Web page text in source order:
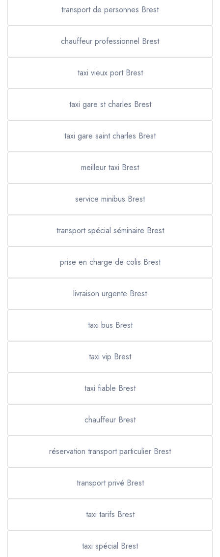
transport de personnes Brest
chauffeur professionnel Brest
taxi vieux port Brest
taxi gare st charles Brest
taxi gare saint charles Brest
meilleur taxi Brest
service minibus Brest
transport spécial séminaire Brest
prise en charge de colis Brest
livraison urgente Brest
taxi bus Brest
taxi vip Brest
taxi fiable Brest
chauffeur Brest
réservation transport particulier Brest
transport privé Brest
taxi tarifs Brest
taxi spécial Brest